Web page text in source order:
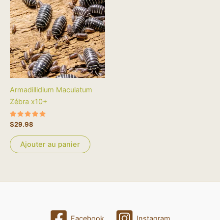
Armadillidium Maculatum
Zébra x10+
Note
5.00
sur 5
$29.98
Ajouter au panier